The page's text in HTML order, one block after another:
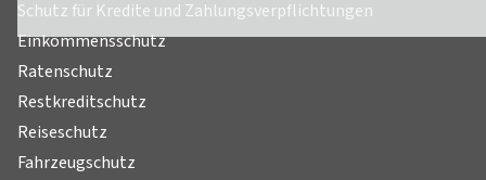
Schutz für Kredite und Zahlungsverpflichtungen
Einkommensschutz
Ratenschutz
Restkreditschutz
Reiseschutz
Fahrzeugschutz